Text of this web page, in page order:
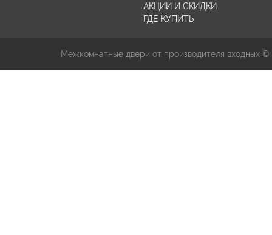
АКЦИИ И СКИДКИ
ГДЕ КУПИТЬ
Межкомнатные двери от производителя входных